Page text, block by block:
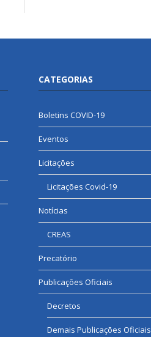
CATEGORIAS
Boletins COVID-19
Eventos
Licitações
Licitações Covid-19
Notícias
CREAS
Precatório
Publicações Oficiais
Decretos
Demais Publicações Oficiais